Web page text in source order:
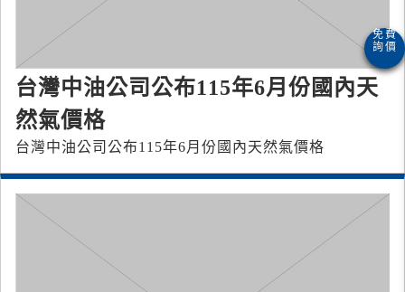
台灣中油公司公布115年6月份國內天
然氣價格
台灣中油公司公布115年6月份國內天然氣價格